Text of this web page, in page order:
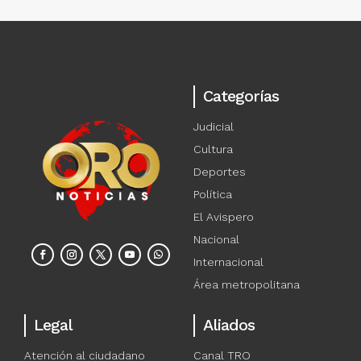
Categorías
Judicial
Cultura
Deportes
Política
El Avispero
Nacional
Internacional
Área metropolitana
Legal
Atención al ciudadano
Aliados
Canal TRO